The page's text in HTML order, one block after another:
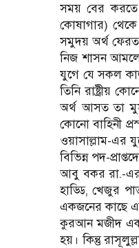
সময় বের করতে
কোষাগার)
সমুদয় অর্থ
নিজ শাসন আমলে
যুগে যে সকল
তিনি রাষ্ট্রীয়
অর্থ আসত তা
কোনো বাহিনী
ওয়াসাল্লাম-এর
বিভিন্ন পদ-
আবু বকর রা.-এর
হাড্ডি, খেজুর
একজনের কাছে
কুরআন মজীদ
হয়। কিন্তু